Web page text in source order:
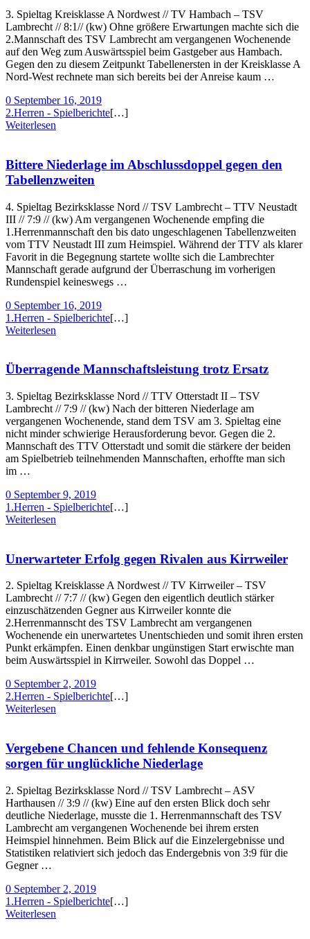
3. Spieltag Kreisklasse A Nordwest // TV Hambach – TSV
Lambrecht // 8:1// (kw) Ohne größere Erwartungen machte sich die
2.Mannschaft des TSV Lambrecht am vergangenen Wochenende
auf den Weg zum Auswärtsspiel beim Gastgeber aus Hambach.
Gegen den zu diesem Zeitpunkt Tabellenersten in der Kreisklasse A
Nord-West rechnete man sich bereits bei der Anreise kaum …
0 September 16, 2019
2.Herren - Spielberichte[…]
Weiterlesen
Bittere Niederlage im Abschlussdoppel gegen den
Tabellenzweiten
4. Spieltag Bezirksklasse Nord // TSV Lambrecht – TTV Neustadt
III // 7:9 // (kw) Am vergangenen Wochenende empfing die
1.Herrenmannschaft den bis dato ungeschlagenen Tabellenzweiten
vom TTV Neustadt III zum Heimspiel. Während der TTV als klarer
Favorit in die Begegnung startete wollte sich die Lambrechter
Mannschaft gerade aufgrund der Überraschung im vorherigen
Rundenspiel keineswegs …
0 September 16, 2019
1.Herren - Spielberichte[…]
Weiterlesen
Überragende Mannschaftsleistung trotz Ersatz
3. Spieltag Bezirksklasse Nord // TTV Otterstadt II – TSV
Lambrecht // 7:9 // (kw) Nach der bitteren Niederlage am
vergangenen Wochenende, stand dem TSV am 3. Spieltag eine
nicht minder schwierige Herausforderung bevor. Gegen die 2.
Mannschaft des TTV Otterstadt und somit die stärkere der beiden
am Spielbetrieb teilnehmenden Mannschaften, erhoffte man sich
im …
0 September 9, 2019
1.Herren - Spielberichte[…]
Weiterlesen
Unerwarteter Erfolg gegen Rivalen aus Kirrweiler
2. Spieltag Kreisklasse A Nordwest // TV Kirrweiler – TSV
Lambrecht // 7:7 // (kw) Gegen den eigentlich deutlich stärker
einzuschätzenden Gegner aus Kirrweiler konnte die
2.Herrenmannscht des TSV Lambrecht am vergangenen
Wochenende ein unerwartetes Unentschieden und somit ihren ersten
Punkt erkämpfen. Einen denkbar ungünstigen Start erwischte man
beim Auswärtsspiel in Kirrweiler. Sowohl das Doppel …
0 September 2, 2019
2.Herren - Spielberichte[…]
Weiterlesen
Vergebene Chancen und fehlende Konsequenz
sorgen für unglückliche Niederlage
2. Spieltag Bezirksklasse Nord // TSV Lambrecht – ASV
Harthausen // 3:9 // (kw) Eine auf den ersten Blick doch sehr
deutliche Niederlage, musste die 1. Herrenmannschaft des TSV
Lambrecht am vergangenen Wochenende bei ihrem ersten
Heimspiel hinnehmen. Beim Blick auf die Einzelergebnisse und
Statistiken relativiert sich jedoch das Endergebnis von 3:9 für die
Gegner …
0 September 2, 2019
1.Herren - Spielberichte[…]
Weiterlesen